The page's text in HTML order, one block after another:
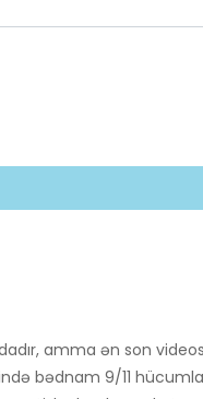
amma ən son
bədnam 9/11